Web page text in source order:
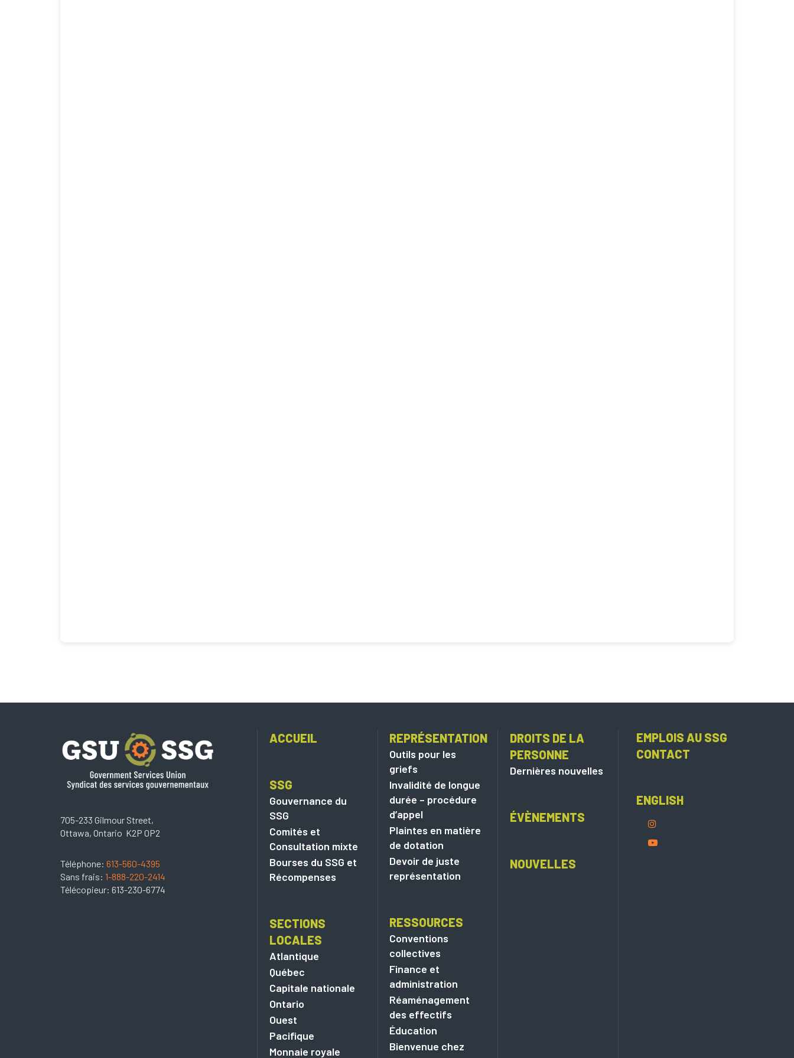
705-233 Gilmour Street,
Ottawa, Ontario K2P 0P2
Téléphone: 613-560-4395
Sans frais: 1-888-220-2414
Télécopieur: 613-230-6774
ACCUEIL
SSG
Gouvernance du
SSG
Comités et
Consultation mixte
Bourses du SSG et
Récompenses
SECTIONS
LOCALES
Atlantique
Québec
Capitale nationale
Ontario
Ouest
Pacifique
Monnaie royale
REPRÉSENTATION
Outils pour les
griefs
Invalidité de longue
durée – procédure
d’appel
Plaintes en matière
de dotation
Devoir de juste
représentation
RESSOURCES
Conventions
collectives
Finance et
administration
Réaménagement
des effectifs
Éducation
Bienvenue chez
DROITS DE LA
PERSONNE
Dernières nouvelles
ÉVÈNEMENTS
NOUVELLES
EMPLOIS AU SSG
CONTACT
ENGLISH